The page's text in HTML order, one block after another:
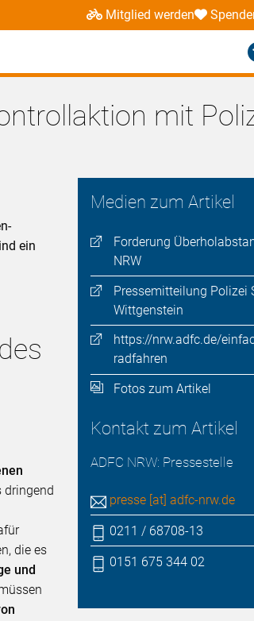
Mitglied werden
mit
Medien zum Artikel
Forderung
NRW
Pressemitteilung Polizei
Wittgenstein
https://nrw.adfc.de/
radfahren
Fotos zum Artikel
Kontakt zum Artikel
ADFC NRW: Pressestelle
presse [at] adfc-nrw.de
0211 / 68708-13
0151 675 344 02
ein
dringend
die es
und